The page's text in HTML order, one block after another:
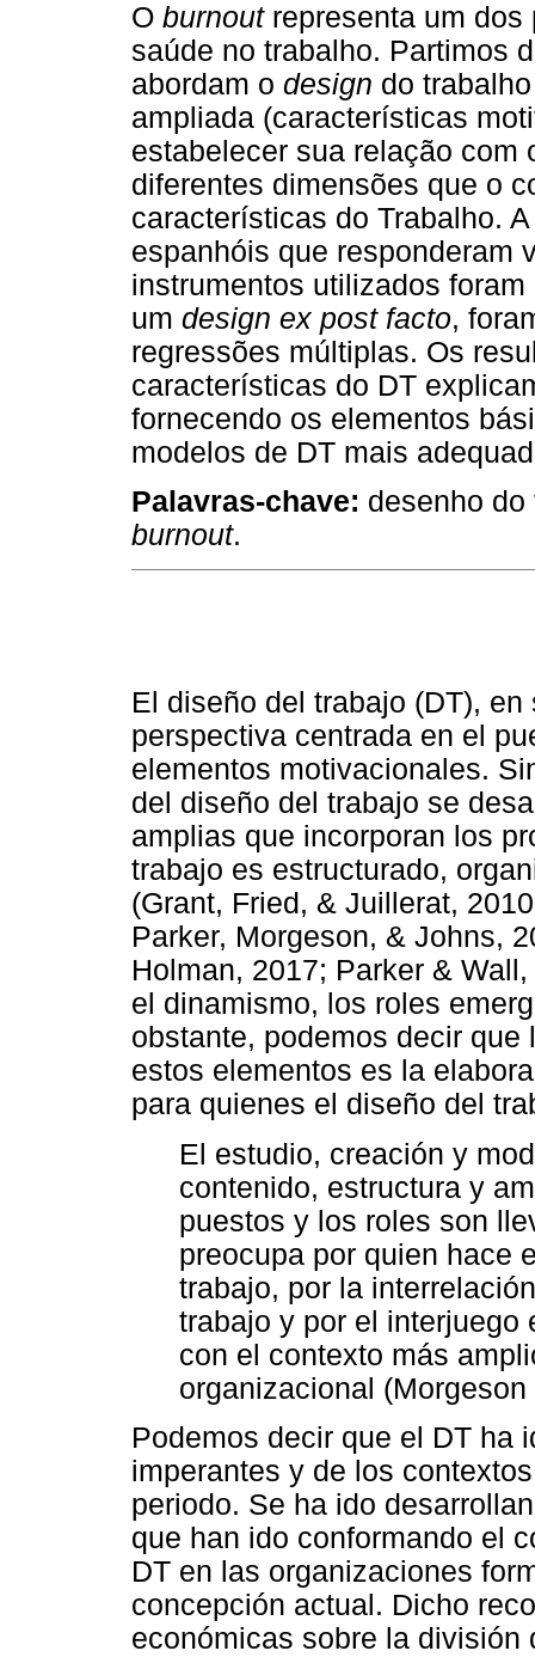
O burnoutrepresenta um dos
saúde no trabalho. Partimos
abordam o design do
ampliada (características
estabelecer sua relação com
diferentes dimensões que o
características do Trabalho.
espanhóis que responderam
instrumentos utilizados
um design ex post facto,
regressões múltiplas. Os
características do DT
fornecendo os elementos
modelos de DT mais
Palavras-chave: desenho
burnout.
El diseño del trabajo (DT),
perspectiva centrada en el
elementos motivacionales.
del diseño del trabajo se
amplias que incorporan los
trabajo es estructurado,
(Grant, Fried, & Juillerat,
Parker, Morgeson, & Johns,
Holman, 2017; Parker &
el dinamismo, los roles
obstante, podemos decir
estos elementos es la
para quienes el diseño del
El estudio, creación y
contenido, estructura y
puestos y los roles son
preocupa por quien hace
trabajo, por la
trabajo y por el interjuego
con el contexto más
organizacional
Podemos decir que el DT ha
imperantes y de los
periodo. Se ha ido
que han ido conformando el
DT en las organizaciones
concepción actual. Dicho
económicas sobre la división